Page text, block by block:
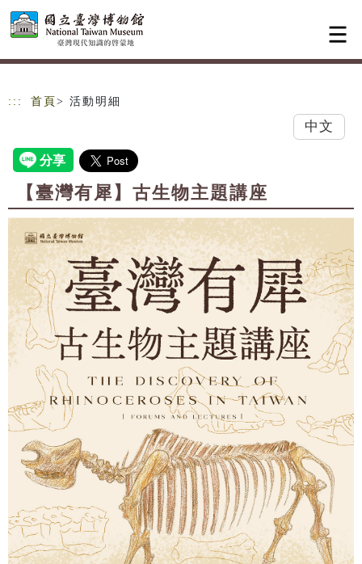
跳到主要內容
網站導覽
::: 首頁 > 活動明細
中文
【臺灣有犀】古生物主題講座